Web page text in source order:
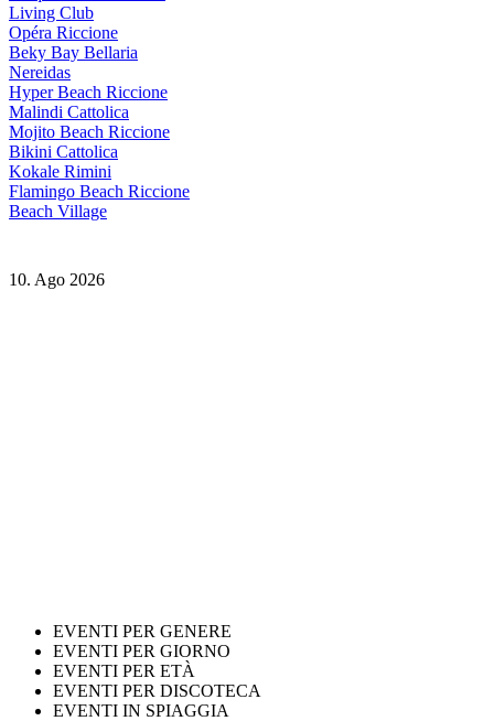
Living Club
Opéra Riccione
Beky Bay Bellaria
Nereidas
Hyper Beach Riccione
Malindi Cattolica
Mojito Beach Riccione
Bikini Cattolica
Kokale Rimini
Flamingo Beach Riccione
Beach Village
10. Ago 2026
EVENTI PER GENERE
EVENTI PER GIORNO
EVENTI PER ETÀ
EVENTI PER DISCOTECA
EVENTI IN SPIAGGIA